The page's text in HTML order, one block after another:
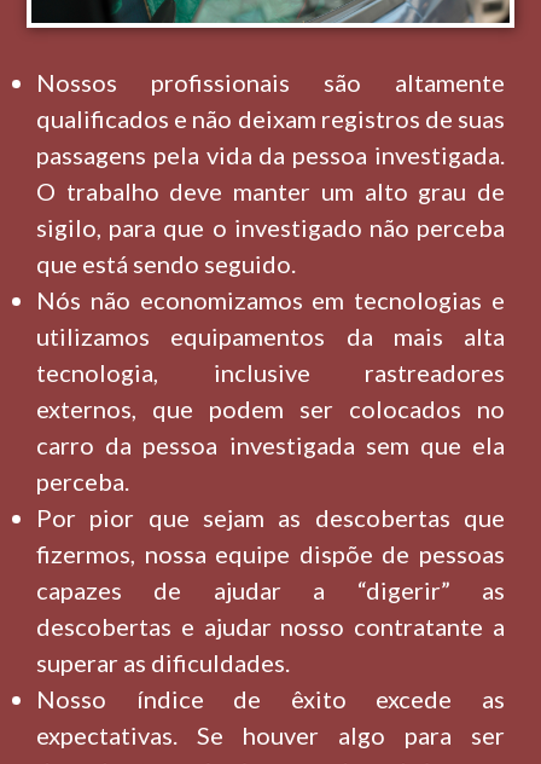
Nossos profissionais são altamente
qualificados e não deixam registros de suas
passagens pela vida da pessoa investigada.
O trabalho deve manter um alto grau de
sigilo, para que o investigado não perceba
que está sendo seguido.
Nós não economizamos em tecnologias e
utilizamos equipamentos da mais alta
tecnologia, inclusive rastreadores
externos, que podem ser colocados no
carro da pessoa investigada sem que ela
perceba.
Por pior que sejam as descobertas que
fizermos, nossa equipe dispõe de pessoas
capazes de ajudar a “digerir” as
descobertas e ajudar nosso contratante a
superar as dificuldades.
Nosso índice de êxito excede as
expectativas. Se houver algo para ser